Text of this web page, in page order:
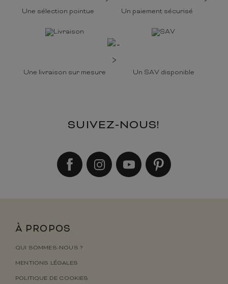
Une sélection pointue Un paiement sécurisé
Une livraison sur mesure Un SAV disponible
SUIVEZ-NOUS!
À PROPOS
QUI SOMMES-NOUS ?
MENTIONS LÉGALES
POLITIQUE DE COOKIES